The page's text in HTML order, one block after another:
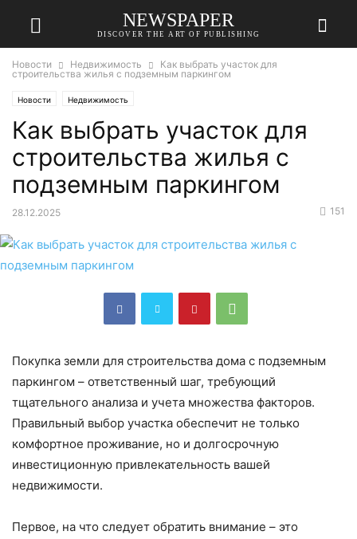
NEWSPAPER
DISCOVER THE ART OF PUBLISHING
Новости Недвижимость
Как выбрать участок для
строительства жилья с подземным паркингом
Новости Недвижимость
Как выбрать участок для
строительства жилья с
подземным паркингом
28.12.2025 151
Покупка земли для строительства дома с подземным
паркингом – ответственный шаг, требующий
тщательного анализа и учета множества факторов.
Правильный выбор участка обеспечит не только
комфортное проживание, но и долгосрочную
инвестиционную привлекательность вашей
недвижимости.
Первое, на что следует обратить внимание – это